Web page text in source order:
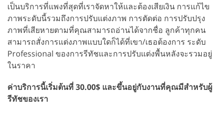
เป็นบริการที่แพงที่สุดที่เราจัดหาให้และต้องเสียเงิน การแก้ไข
ภาพระดับนี้รวมถึงการปรับแต่งภาพ การตัดต่อ การปรับปรุง
ภาพที่เสียหายตามที่คุณสามารถอ่านได้จากชื่อ ลูกค้าทุกคน
สามารถสั่งการแต่งภาพแบบใดก็ได้ที่เขา/เธอต้องการ ระดับ
Professional ของการรีทัชและการปรับแต่งพื้นหลังจะรวมอยู่
ในราคา
ค่าบริการนี้เริ่มต้นที่ 30.00$ และขึ้นอยู่กับงานที่คุณมีสำหรับผู้
รีทัชของเรา